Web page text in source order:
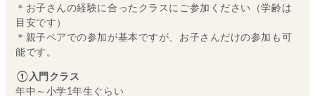
＊お子さんの経験に合ったクラスにご参加ください（学齢は
目安です）
＊親子ペアでの参加が基本ですが、お子さんだけの参加も可
能です。
①入門クラス
年中～小学1年生ぐらい